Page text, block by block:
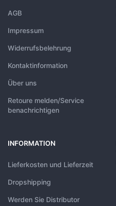
AGB
Impressum
Widerrufsbelehrung
Kontaktinformation
Über uns
Retoure melden/Service
benachrichtigen
INFORMATION
Lieferkosten und Lieferzeit
Dropshipping
Werden Sie Distributor